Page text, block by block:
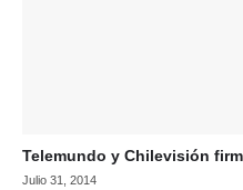
Telemundo y Chilevisión
Julio 31, 2014